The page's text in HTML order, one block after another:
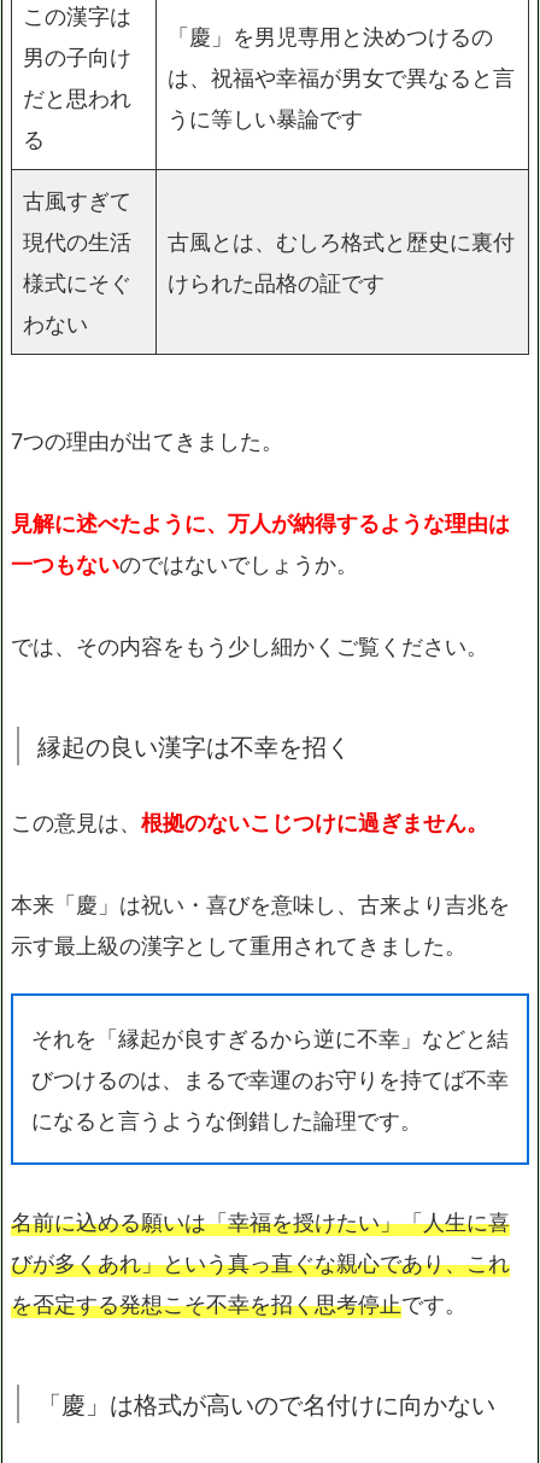
この漢字は
男の子向け
だと思われ
る
「慶」を男児専用と決めつけるの
は、祝福や幸福が男女で異なると言
うに等しい暴論です
古風すぎて
現代の生活
様式にそぐ
わない
古風とは、むしろ格式と歴史に裏付
けられた品格の証です
7つの理由が出てきました。
見解に述べたように、万人が納得するような理由は
一つもないのではないでしょうか。
では、その内容をもう少し細かくご覧ください。
縁起の良い漢字は不幸を招く
この意見は、 根拠のないこじつけに過ぎません。
本来「慶」は祝い・喜びを意味し、古来より吉兆を
示す最上級の漢字として重用されてきました。
それを「縁起が良すぎるから逆に不幸」などと結
びつけるのは、まるで幸運のお守りを持てば不幸
になると言うような倒錯した論理です。
名前に込める願いは「幸福を授けたい」「人生に喜
びが多くあれ」という真っ直ぐな親心であり、これ
を否定する発想こそ不幸を招く思考停止です。
「慶」は格式が高いので名付けに向かない